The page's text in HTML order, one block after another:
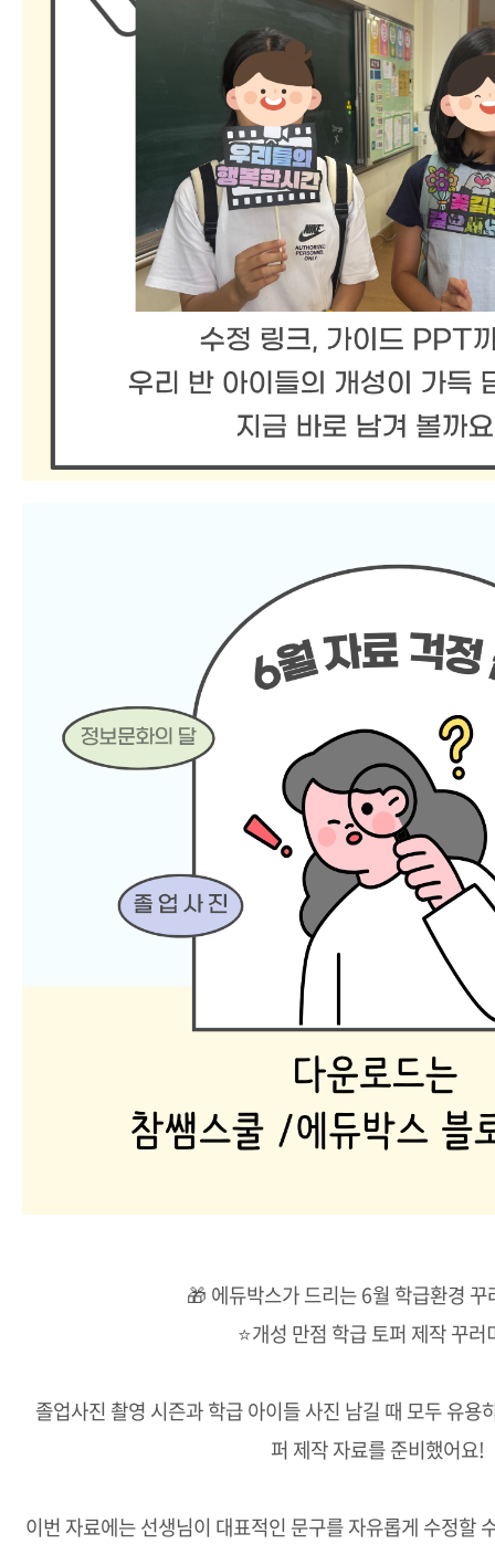
🎁 에듀박스가 드리는 6월 학급환경
⭐개성 만점 학급 토퍼 제작 꾸러
졸업사진 촬영 시즌과 학급 아이들 사진 남길 때 모두 유용
퍼 제작 자료를 준비했어요!
이번 자료에는 선생님이 대표적인 문구를 자유롭게 수정할